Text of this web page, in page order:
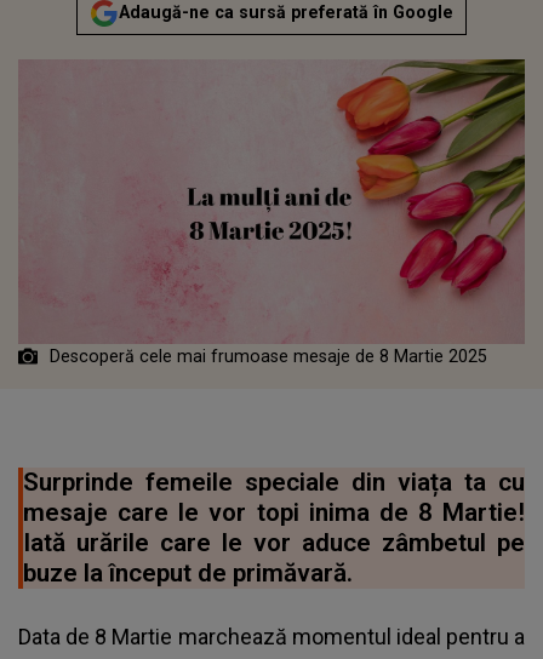
Adaugă-ne ca sursă preferată în Google
Descoperă cele mai frumoase mesaje de 8 Martie 2025
Surprinde femeile speciale din viața ta cu
mesaje care le vor topi inima de 8 Martie!
Iată urările care le vor aduce zâmbetul pe
buze la început de primăvară.
Data de 8 Martie marchează momentul ideal pentru a